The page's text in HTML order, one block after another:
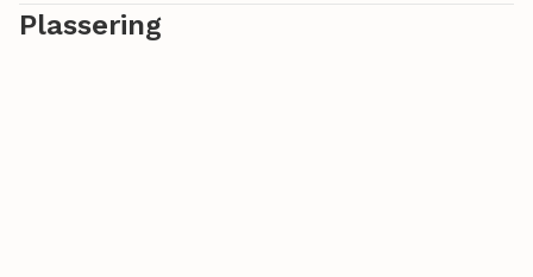
Plassering